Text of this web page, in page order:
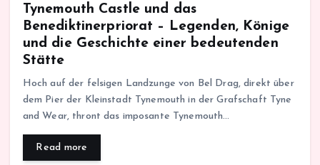
Tynemouth Castle und das
Benediktinerpriorat – Legenden, Könige
und die Geschichte einer bedeutenden
Stätte
Hoch auf der felsigen Landzunge von Bel Drag, direkt über
dem Pier der Kleinstadt Tynemouth in der Grafschaft Tyne
and Wear, thront das imposante Tynemouth…
Read more